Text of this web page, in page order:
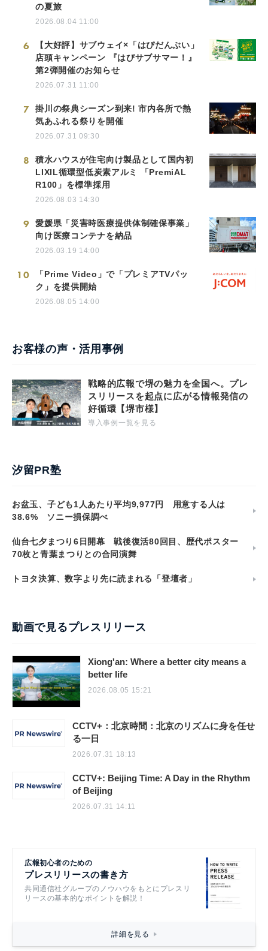
の夏旅
2026.08.04 11:00
6
【大好評】サブウェイ×「はぴだんぶい」
店頭キャンペーン 『はぴサブサマー！』
第2弾開催のお知らせ
2026.07.31 11:00
7
掛川の祭典シーズン到来! 市内各所で熱
気あふれる祭りを開催
2026.07.31 09:30
8
積水ハウスが住宅向け製品として国内初
LIXIL循環型低炭素アルミ 「PremiAL
R100」を標準採用
2026.08.03 14:30
9
愛媛県「災害時医療提供体制確保事業」
向け医療コンテナを納品
2026.03.19 14:00
10
「Prime Video」で「プレミアTVパッ
ク」を提供開始
2026.08.05 14:00
お客様の声・活用事例
戦略的広報で堺の魅力を全国へ。プレ
スリリースを起点に広がる情報発信の
好循環【堺市様】
導入事例一覧を見る
汐留PR塾
お盆玉、子ども1人あたり平均9,977円 用意する人は
38.6% ソニー損保調べ
仙台七夕まつり6日開幕 戦後復活80回目、歴代ポスター
70枚と青葉まつりとの合同演舞
トヨタ決算、数字より先に読まれる「登壇者」
動画で見るプレスリリース
Xiong'an: Where a better city means a
better life
2026.08.05 15:21
CCTV+：北京時間：北京のリズムに身を任せ
る一日
2026.07.31 18:13
CCTV+: Beijing Time: A Day in the Rhythm
of Beijing
2026.07.31 14:11
広報初心者のための
プレスリリースの書き方
共同通信社グループのノウハウをもとにプレスリ
リースの基本的なポイントを解説！
詳細を見る